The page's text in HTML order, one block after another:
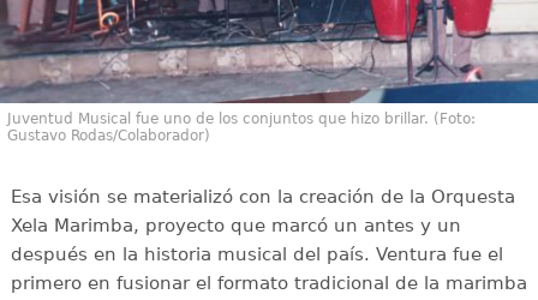
Juventud Musical fue uno de los conjuntos que hizo brillar. (Foto:
Gustavo Rodas/Colaborador)
Esa visión se materializó con la creación de la Orquesta
Xela Marimba, proyecto que marcó un antes y un
después en la historia musical del país. Ventura fue el
primero en fusionar el formato tradicional de la marimba